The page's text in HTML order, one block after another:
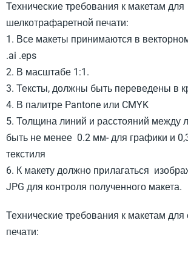
Технические требования к макетам для
шелкотрафаретной печати:
1. Все макеты принимаются в
.ai .eps
2. В масштабе 1:1.
3. Тексты, должны быть переведены в
4. В палитре Pantone или CMYK
5. Толщина линий и расстояний между
быть не менее 0.2 мм- для графики и
текстиля
6. К макету должно прилагаться
JPG для контроля полученного макета.
Технические требования к макетам
печати: